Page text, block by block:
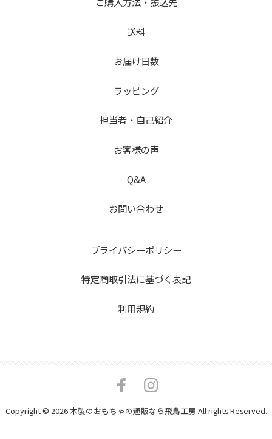
送料
お届け日数
ラッピング
担当者・自己紹介
お客様の声
Q&A
お問い合わせ
プライバシーポリシー
特定商取引法に基づく表記
利用規約
Copyright © 2026木製のおもちゃの通販なら飛鳥工房 All rights Reserved.